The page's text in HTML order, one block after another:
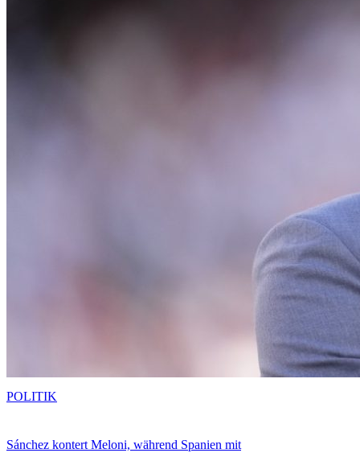
Sánchez kontert Meloni, während Spanien mit
POLITIK